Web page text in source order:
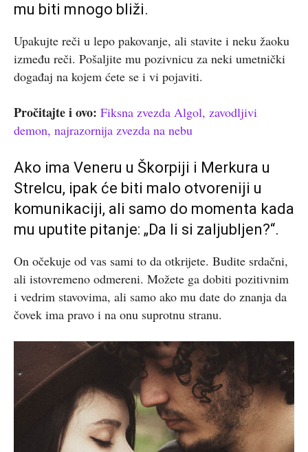
mu biti mnogo bliži.
Upakujte reči u lepo pakovanje, ali stavite i neku žaoku
između reči. Pošaljite mu pozivnicu za neki umetnički
događaj na kojem ćete se i vi pojaviti.
Pročitajte i ovo: Fiksna zvezda Algol, zavodljivi
demon, najrazornija zvezda na nebu
Ako ima Veneru u Škorpiji i Merkura u
Strelcu, ipak će biti malo otvoreniji u
komunikaciji, ali samo do momenta kada
mu uputite pitanje: „Da li si zaljubljen?“.
On očekuje od vas sami to da otkrijete. Budite srdačni,
ali istovremeno odmereni. Možete ga dobiti pozitivnim
i vedrim stavovima, ali samo ako mu date do znanja da
čovek ima pravo i na onu suprotnu stranu.